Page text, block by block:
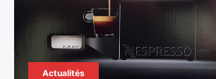
Actualités